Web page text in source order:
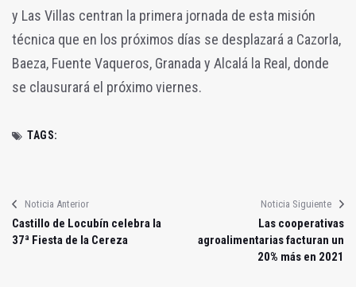
y Las Villas centran la primera jornada de esta misión
técnica que en los próximos días se desplazará a Cazorla,
Baeza, Fuente Vaqueros, Granada y Alcalá la Real, donde
se clausurará el próximo viernes.
TAGS:
Noticia Anterior
Castillo de Locubín celebra la
37ª Fiesta de la Cereza
Noticia Siguiente
Las cooperativas
agroalimentarias facturan un
20% más en 2021